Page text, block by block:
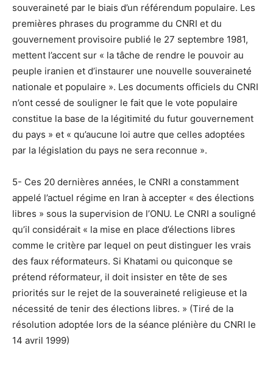
souveraineté par le biais d’un référendum populaire. Les
premières phrases du programme du CNRI et du
gouvernement provisoire publié le 27 septembre 1981,
mettent l’accent sur « la tâche de rendre le pouvoir au
peuple iranien et d’instaurer une nouvelle souveraineté
nationale et populaire ». Les documents officiels du CNRI
n’ont cessé de souligner le fait que le vote populaire
constitue la base de la légitimité du futur gouvernement
du pays » et « qu’aucune loi autre que celles adoptées
par la législation du pays ne sera reconnue ».
5- Ces 20 dernières années, le CNRI a constamment
appelé l’actuel régime en Iran à accepter « des élections
libres » sous la supervision de l’ONU. Le CNRI a souligné
qu’il considérait « la mise en place d’élections libres
comme le critère par lequel on peut distinguer les vrais
des faux réformateurs. Si Khatami ou quiconque se
prétend réformateur, il doit insister en tête de ses
priorités sur le rejet de la souveraineté religieuse et la
nécessité de tenir des élections libres. » (Tiré de la
résolution adoptée lors de la séance plénière du CNRI le
14 avril 1999)